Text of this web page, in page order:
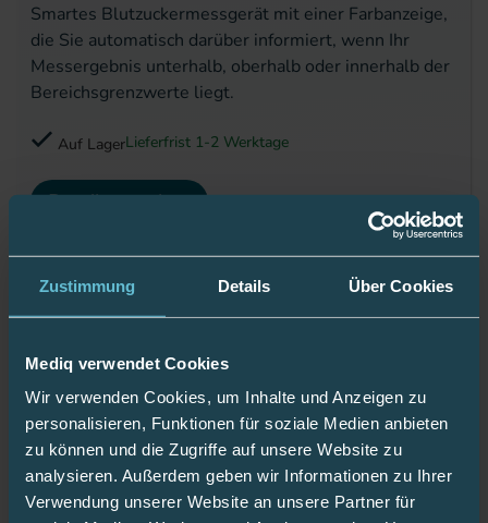
Zustimmung Details Über Cookies
Mediq verwendet Cookies
Wir verwenden Cookies, um Inhalte und Anzeigen zu
personalisieren, Funktionen für soziale Medien anbieten
zu können und die Zugriffe auf unsere Website zu
analysieren. Außerdem geben wir Informationen zu Ihrer
Verwendung unserer Website an unsere Partner für
Smartes Blutzuckermessgerät mit einer Farbanzeige,
die Sie automatisch darüber informiert, wenn Ihr
Messergebnis unterhalb, oberhalb oder innerhalb der
Bereichsgrenzwerte liegt.
Auf LagerLieferfrist 1-2 Werktage
Details ansehen
OneTouch Select Plus Flex mmol/ L
Artikelnummer: 18883448
Smartes Blutzuckermessgerät mit einer Farbanzeige,
die Sie automatisch darüber informiert, wenn Ihr
Messergebnis unterhalb, oberhalb oder innerhalb der
Bereichsgrenzwerte liegt.
29,90 €